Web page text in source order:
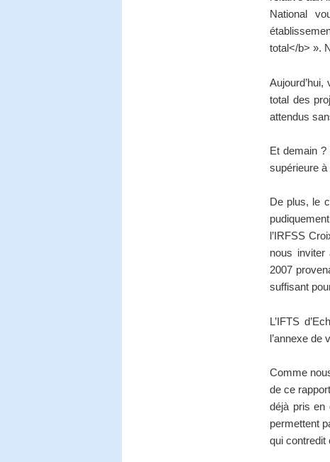
National
total</b> ».
total des
attendus
Et demain
supérieure à
De plus, le
l’IRFSS
nous inviter
2007
suffisant
L’IFTS
l’annexe de
Comme
de ce
déjà pris en
permettent
qui contredit